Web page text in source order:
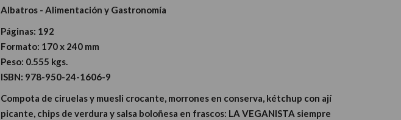
Albatros - Alimentación y Gastronomía
Páginas: 192
Formato: 170 x 240 mm
Peso: 0.555 kgs.
ISBN: 978-950-24-1606-9
Compota de ciruelas y muesli crocante, morrones en conserva, kétchup con ají
picante, chips de verdura y salsa boloñesa en frascos: LA VEGANISTA siempre